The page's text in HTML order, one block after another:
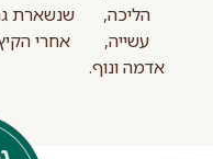
הליכה,
עשייה,
אדמה ונוף.
שנשארת גם
אחרי הקיץ.